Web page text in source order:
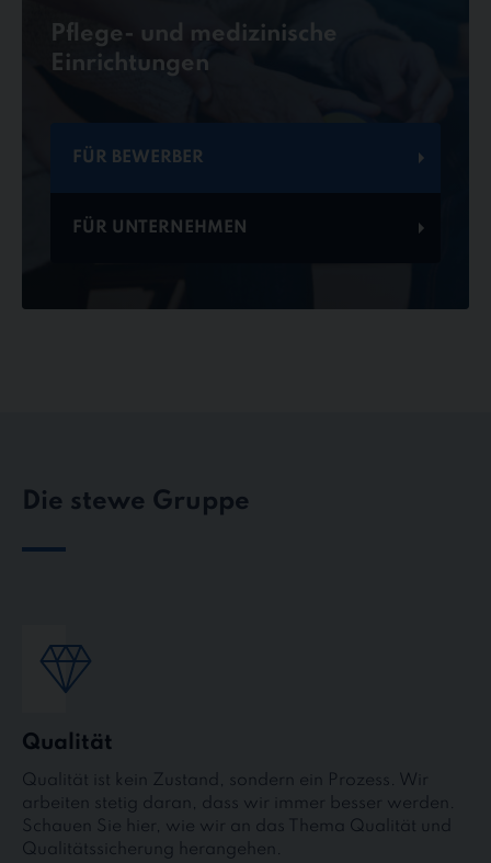
Pflege- und medizinische
Einrichtungen
FÜR BEWERBER
FÜR UNTERNEHMEN
Die stewe Gruppe
Qualität
Qualität ist kein Zustand, sondern ein Prozess. Wir
arbeiten stetig daran, dass wir immer besser werden.
Schauen Sie hier, wie wir an das Thema Qualität und
Qualitätssicherung herangehen.